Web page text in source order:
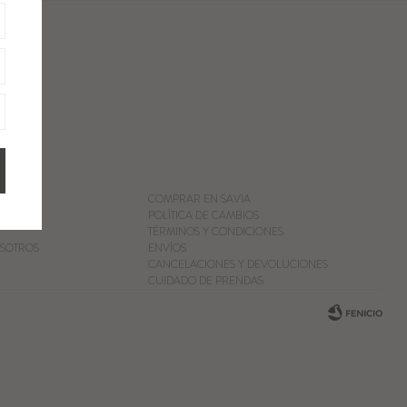
COMPRAR EN SAVIA
POLÍTICA DE CAMBIOS
TÉRMINOS Y CONDICIONES
ENVÍOS
CANCELACIONES Y DEVOLUCIONES
CUIDADO DE PRENDAS